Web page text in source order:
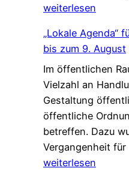
weiterlesen
„Lokale Agenda“
bis zum 9. August
Im öffentlichen
Vielzahl an
Gestaltung
öffentliche
betreffen. Dazu
Vergangenheit
weiterlesen